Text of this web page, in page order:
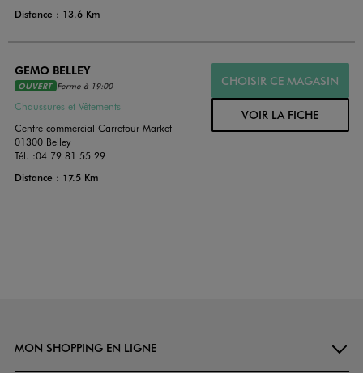
Distance : 13.6 Km
GEMO BELLEY
OUVERT Ferme à 19:00
Chaussures et Vêtements
Centre commercial Carrefour Market
01300 Belley
Tél. :04 79 81 55 29
Distance : 17.5 Km
CHOISIR CE MAGASIN
VOIR LA FICHE
MON SHOPPING EN LIGNE